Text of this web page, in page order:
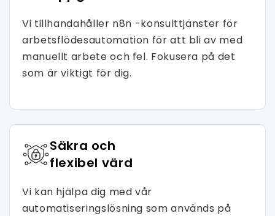
Vi tillhandahåller n8n -konsulttjänster för
arbetsflödesautomation för att bli av med
manuellt arbete och fel. Fokusera på det
som är viktigt för dig.
Säkra och
flexibel värd
Vi kan hjälpa dig med vår
automatiseringslösning som används på